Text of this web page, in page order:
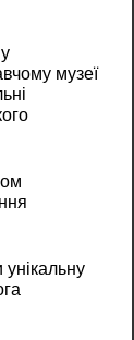
музеї